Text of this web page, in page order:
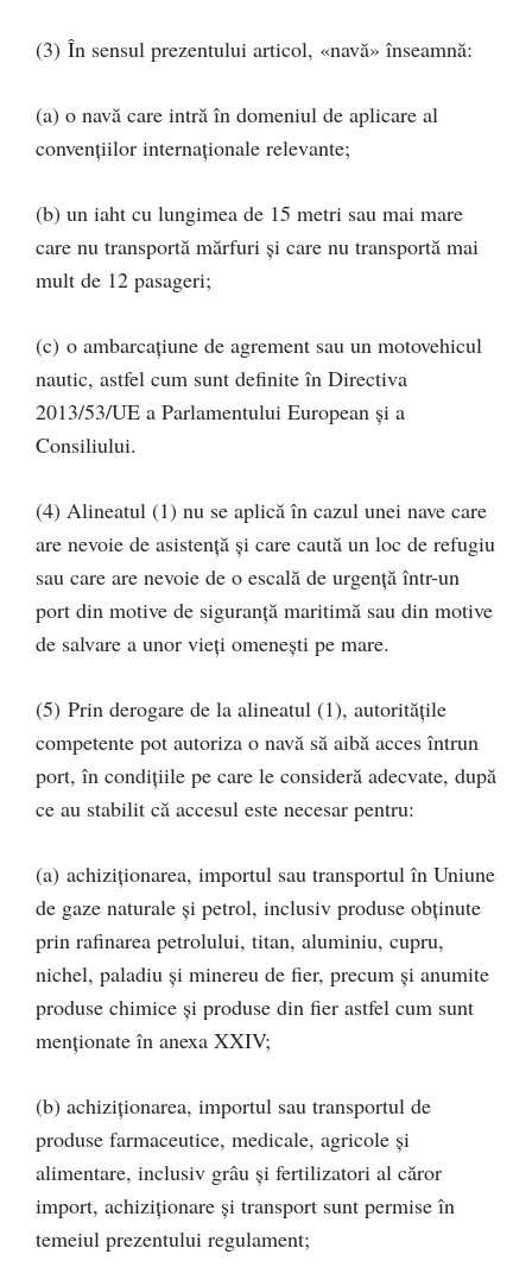
(3) În sensul prezentului articol, «navă» înseamnă:
(a) o navă care intră în domeniul de aplicare al
convențiilor internaționale relevante;
(b) un iaht cu lungimea de 15 metri sau mai mare
care nu transportă mărfuri și care nu transportă mai
mult de 12 pasageri;
(c) o ambarcațiune de agrement sau un motovehicul
nautic, astfel cum sunt definite în Directiva
2013/53/UE a Parlamentului European și a
Consiliului.
(4) Alineatul (1) nu se aplică în cazul unei nave care
are nevoie de asistență și care caută un loc de refugiu
sau care are nevoie de o escală de urgență într-un
port din motive de siguranță maritimă sau din motive
de salvare a unor vieți omenești pe mare.
(5) Prin derogare de la alineatul (1), autoritățile
competente pot autoriza o navă să aibă acces întrun
port, în condițiile pe care le consideră adecvate, după
ce au stabilit că accesul este necesar pentru:
(a) achiziționarea, importul sau transportul în Uniune
de gaze naturale și petrol, inclusiv produse obținute
prin rafinarea petrolului, titan, aluminiu, cupru,
nichel, paladiu și minereu de fier, precum și anumite
produse chimice și produse din fier astfel cum sunt
menționate în anexa XXIV;
(b) achiziționarea, importul sau transportul de
produse farmaceutice, medicale, agricole și
alimentare, inclusiv grâu și fertilizatori al căror
import, achiziționare și transport sunt permise în
temeiul prezentului regulament;